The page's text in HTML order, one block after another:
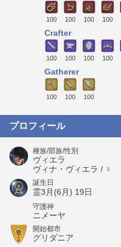
100 100 100 100
Crafter
100 100 100 100
Gatherer
100 100 100
プロフィール
種族/部族/性別
ヴィエラ
ヴィナ・ヴィエラ / ♀
誕生日
霊3月(6月) 19日
守護神
ニメーヤ
開始都市
グリダニア